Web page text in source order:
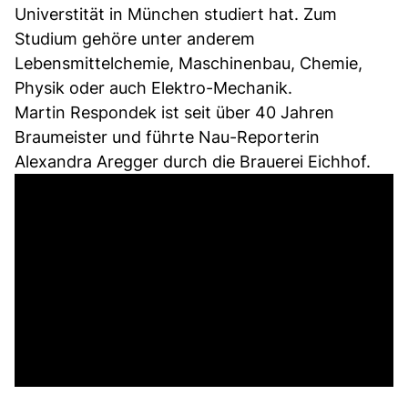
Universtität in München studiert hat. Zum
Studium gehöre unter anderem
Lebensmittelchemie, Maschinenbau, Chemie,
Physik oder auch Elektro-Mechanik.
Martin Respondek ist seit über 40 Jahren
Braumeister und führte Nau-Reporterin
Alexandra Aregger durch die Brauerei Eichhof.